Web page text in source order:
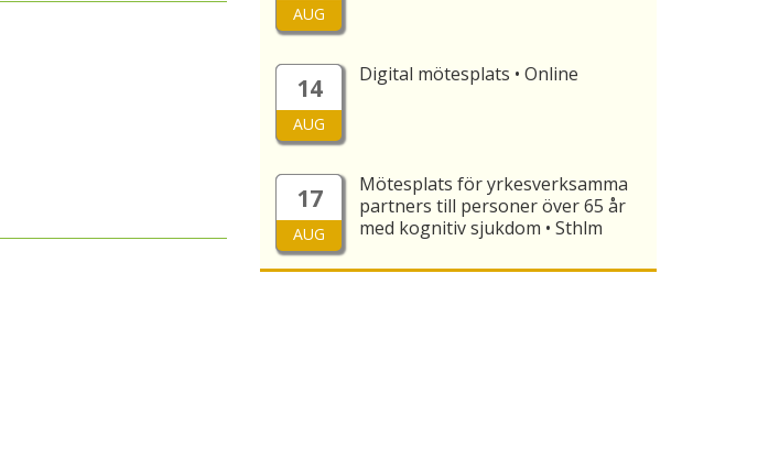
AUG
14
AUG
Digital mötesplats • Online
17
AUG
Mötesplats för yrkesverksamma
partners till personer över 65 år
med kognitiv sjukdom • Sthlm